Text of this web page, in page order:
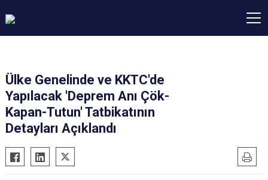
Ülke Genelinde ve KKTC'de
Yapılacak 'Deprem Anı Çök-
Kapan-Tutun' Tatbikatının
Detayları Açıklandı